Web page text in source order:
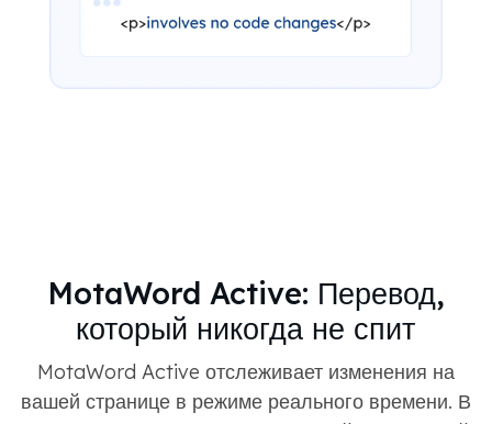
MotaWord Active: Перевод,
который никогда не спит
MotaWord Active отслеживает изменения на
вашей странице в режиме реального времени. В